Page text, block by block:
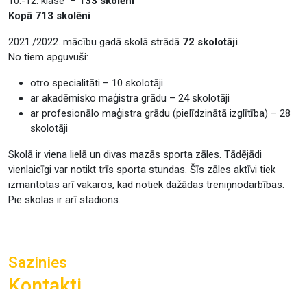
Kopā 713 skolēni
2021./2022. mācību gadā skolā strādā 72 skolotāji.
No tiem apguvuši:
otro specialitāti – 10 skolotāji
ar akadēmisko maģistra grādu – 24 skolotāji
ar profesionālo maģistra grādu (pielīdzinātā izglītība) – 28
skolotāji
Skolā ir viena lielā un divas mazās sporta zāles. Tādējādi
vienlaicīgi var notikt trīs sporta stundas. Šīs zāles aktīvi tiek
izmantotas arī vakaros, kad notiek dažādas treniņnodarbības.
Pie skolas ir arī stadions.
Sazinies